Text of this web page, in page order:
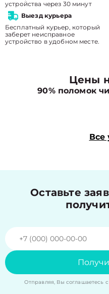
устройства через 30 минут
Выезд курьера
Бесплатный курьер, который
заберет неисправное
устройство в удобном месте.
Цены
90% поломок
Все
Оставьте
Отправляя, Вы соглашаетесь с